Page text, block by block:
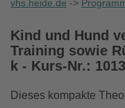
vhs.heide.de ->
Kind und Hund
Training sowie
k - Kurs-Nr.: 1013
Dieses kompakte